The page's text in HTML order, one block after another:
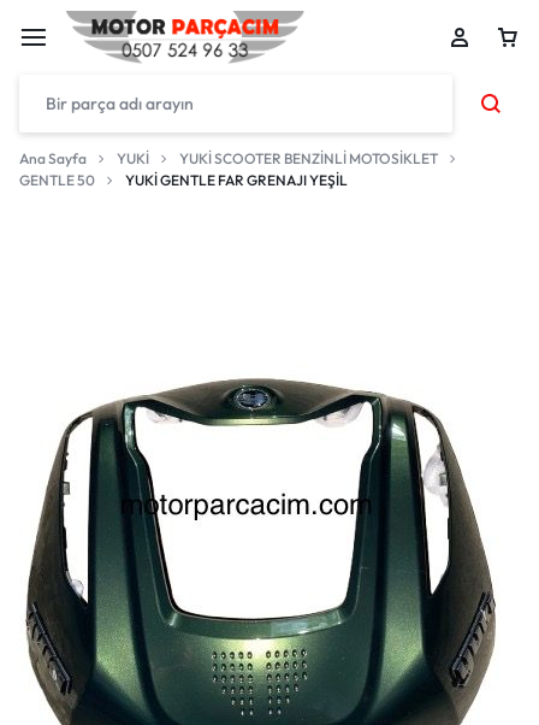
Ana Sayfa YUKİ
YUKİ SCOOTER BENZİNLİ MOTOSİKLET
GENTLE 50
YUKİ GENTLE FAR GRENAJI YEŞİL